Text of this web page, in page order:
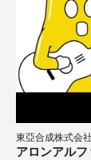
東亞合成株式会
アロンアル
株式会社アイデ
求人サイト「